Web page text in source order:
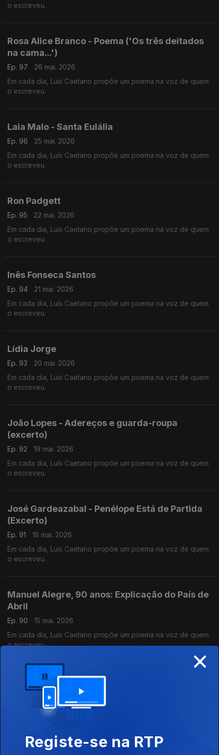
o escreveu.
Rosa Alice Branco - Poema ('Os três deitados
na cama...')
Ep. 97
26 mai. 2026
Em cada dia, Luís Caetano propõe um poema na voz de quem
o escreveu.
Laia Malo - Santa Eulália
Ep. 96
25 mai. 2026
Em cada dia, Luís Caetano propõe um poema na voz de quem
o escreveu.
Ron Padgett
Ep. 95
22 mai. 2026
Em cada dia, Luís Caetano propõe um poema na voz de quem
o escreveu.
Inês Fonseca Santos
Ep. 94
21 mai. 2026
Em cada dia, Luís Caetano propõe um poema na voz de quem
o escreveu.
Lídia Jorge
Ep. 93
20 mai. 2026
Em cada dia, Luís Caetano propõe um poema na voz de quem
o escreveu.
João Lopes - Adereços e guarda-roupa
(excerto)
Ep. 92
19 mai. 2026
Em cada dia, Luís Caetano propõe um poema na voz de quem
o escreveu.
José Gardeazabal - Penélope Está de Partida
(Excerto)
Ep. 91
18 mai. 2026
Em cada dia, Luís Caetano propõe um poema na voz de quem
o escreveu.
Manuel Alegre, 90 anos: Explicação do País de
Abril
Ep. 90
15 mai. 2026
Em cada dia, Luís Caetano propõe um poema na voz de quem
o escreveu.
Manuel Alegre, 90 anos.
14 mai. 2026
Em cada dia, Luís Caetano propõe um poema na voz de quem
×
Registe-se na RTP